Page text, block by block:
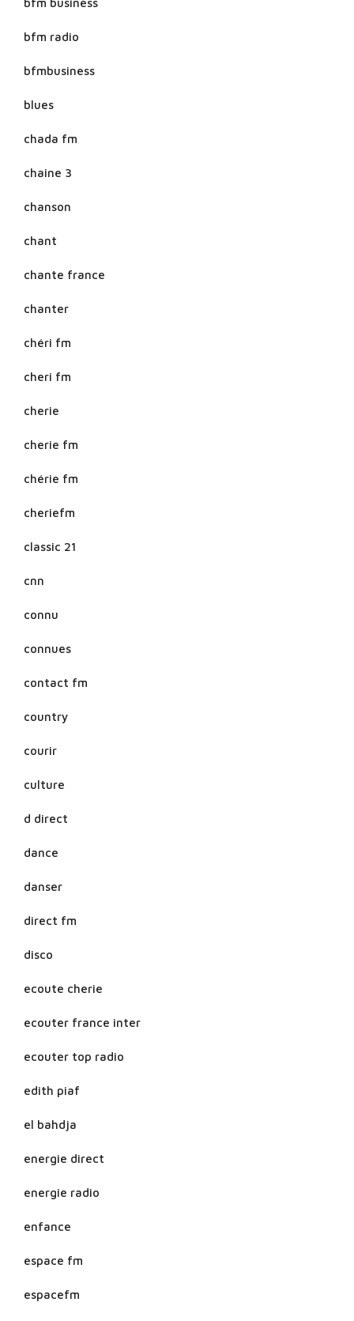
bfm business
bfm radio
bfmbusiness
blues
chada fm
chaine 3
chanson
chant
chante france
chanter
chéri fm
cheri fm
cherie
cherie fm
chérie fm
cheriefm
classic 21
cnn
connu
connues
contact fm
country
courir
culture
d direct
dance
danser
direct fm
disco
ecoute cherie
ecouter france inter
ecouter top radio
edith piaf
el bahdja
energie direct
energie radio
enfance
espace fm
espacefm